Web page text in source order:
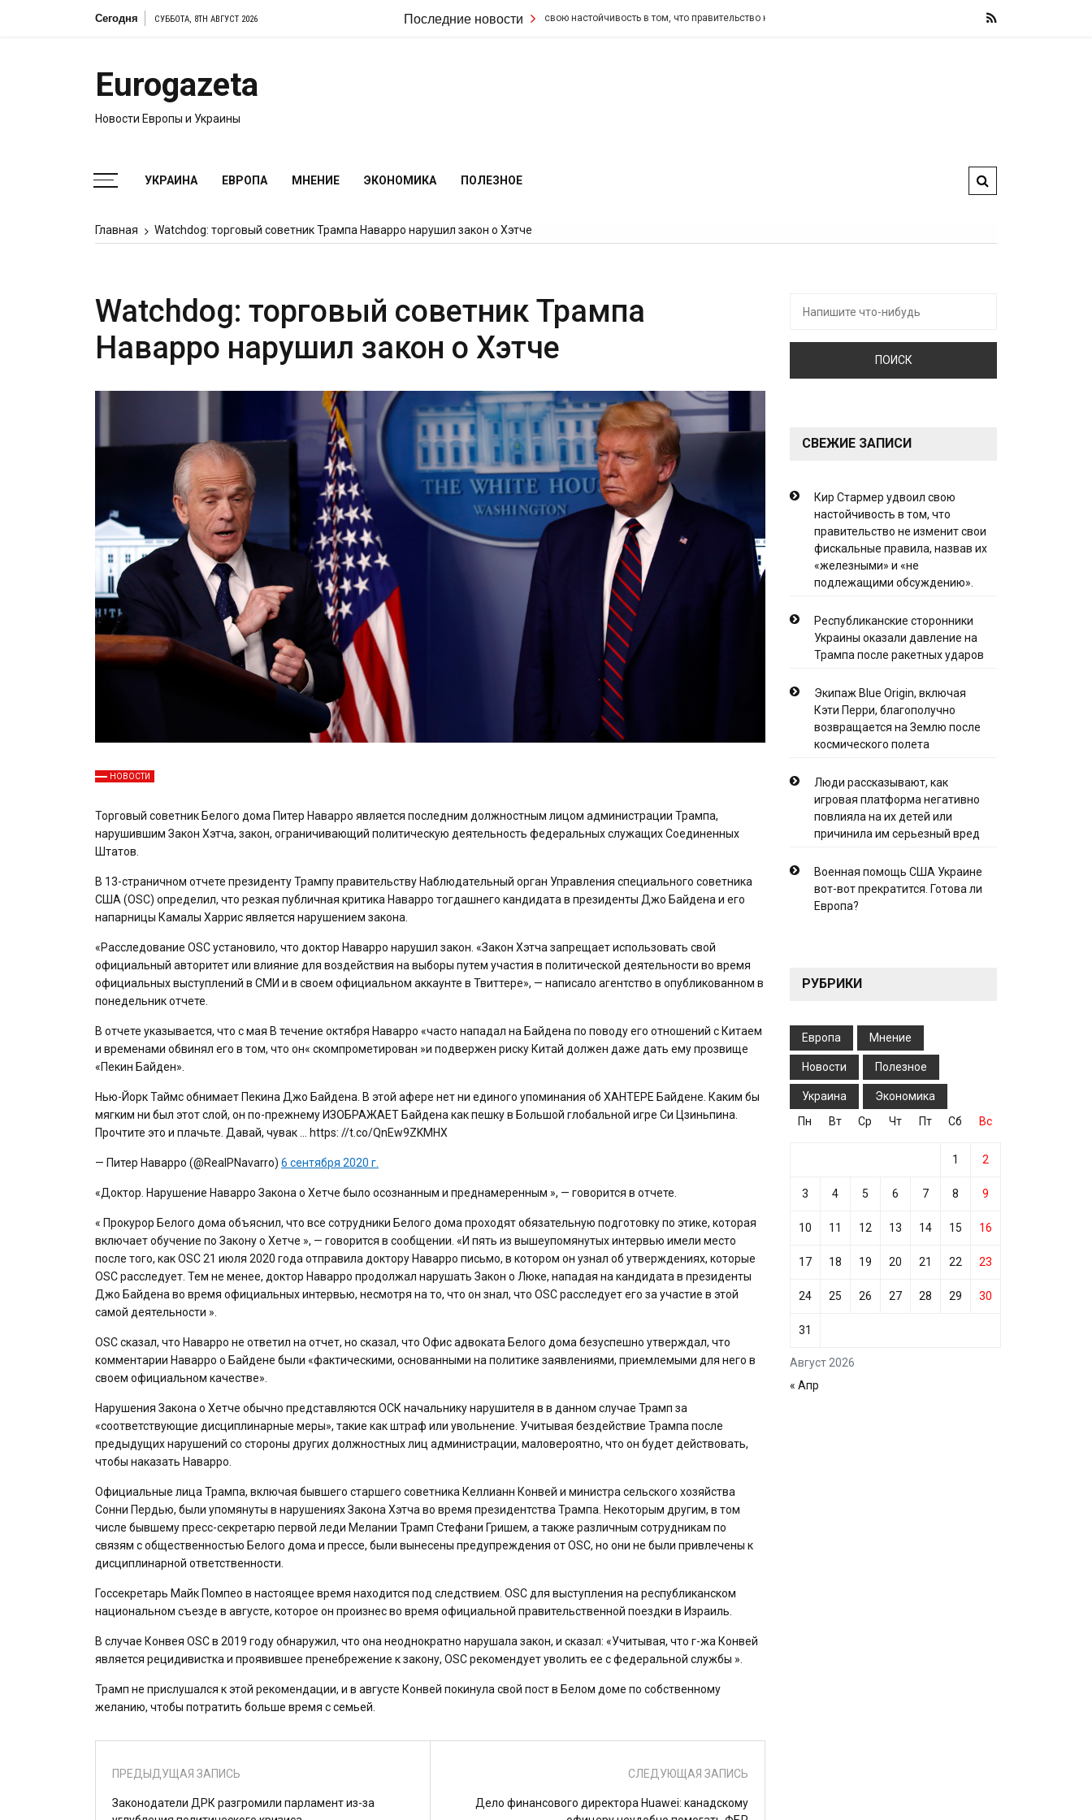
Сегодня СУББОТА, 8TH АВГУСТ 2026 Последние новости
Кир Стармер удвоил свою настойчивость в том, что правительство не изменит свои фискальные правила, назвав их «железными» и «не
Eurogazeta
Новости Европы и Украины
УКРАИНА ЕВРОПА МНЕНИЕ ЭКОНОМИКА ПОЛЕЗНОЕ
Главная Watchdog: торговый советник Трампа Наварро нарушил закон о Хэтче
Watchdog: торговый советник Трампа
Наварро нарушил закон о Хэтче
НОВОСТИ
Торговый советник Белого дома Питер Наварро является последним должностным лицом администрации Трампа,
нарушившим Закон Хэтча, закон, ограничивающий политическую деятельность федеральных служащих Соединенных
Штатов.
В 13-страничном отчете президенту Трампу правительству Наблюдательный орган Управления специального советника
США (OSC) определил, что резкая публичная критика Наварро тогдашнего кандидата в президенты Джо Байдена и его
напарницы Камалы Харрис является нарушением закона.
«Расследование OSC установило, что доктор Наварро нарушил закон. «Закон Хэтча запрещает использовать свой
официальный авторитет или влияние для воздействия на выборы путем участия в политической деятельности во время
официальных выступлений в СМИ и в своем официальном аккаунте в Твиттере», — написало агентство в опубликованном в
понедельник отчете.
В отчете указывается, что с мая В течение октября Наварро «часто нападал на Байдена по поводу его отношений с Китаем
и временами обвинял его в том, что он« скомпрометирован »и подвержен риску Китай должен даже дать ему прозвище
«Пекин Байден».
Нью-Йорк Таймс обнимает Пекина Джо Байдена. В этой афере нет ни единого упоминания об ХАНТЕРЕ Байдене. Каким бы
мягким ни был этот слой, он по-прежнему ИЗОБРАЖАЕТ Байдена как пешку в Большой глобальной игре Си Цзиньпина.
Прочтите это и плачьте. Давай, чувак … https: //t.co/QnEw9ZKMHX
— Питер Наварро (@RealPNavarro) 6 сентября 2020 г.
«Доктор. Нарушение Наварро Закона о Хетче было осознанным и преднамеренным », — говорится в отчете.
« Прокурор Белого дома объяснил, что все сотрудники Белого дома проходят обязательную подготовку по этике, которая
включает обучение по Закону о Хетче », — говорится в сообщении. «И пять из вышеупомянутых интервью имели место
после того, как OSC 21 июля 2020 года отправила доктору Наварро письмо, в котором он узнал об утверждениях, которые
OSC расследует. Тем не менее, доктор Наварро продолжал нарушать Закон о Люке, нападая на кандидата в президенты
Джо Байдена во время официальных интервью, несмотря на то, что он знал, что OSC расследует его за участие в этой
самой деятельности ».
OSC сказал, что Наварро не ответил на отчет, но сказал, что Офис адвоката Белого дома безуспешно утверждал, что
комментарии Наварро о Байдене были «фактическими, основанными на политике заявлениями, приемлемыми для него в
своем официальном качестве».
Нарушения Закона о Хетче обычно представляются ОСК начальнику нарушителя в в данном случае Трамп за
«соответствующие дисциплинарные меры», такие как штраф или увольнение. Учитывая бездействие Трампа после
предыдущих нарушений со стороны других должностных лиц администрации, маловероятно, что он будет действовать,
чтобы наказать Наварро.
Официальные лица Трампа, включая бывшего старшего советника Келлианн Конвей и министра сельского хозяйства
Сонни Пердью, были упомянуты в нарушениях Закона Хэтча во время президентства Трампа. Некоторым другим, в том
числе бывшему пресс-секретарю первой леди Мелании Трамп Стефани Гришем, а также различным сотрудникам по
связям с общественностью Белого дома и прессе, были вынесены предупреждения от OSC, но они не были привлечены к
дисциплинарной ответственности.
Госсекретарь Майк Помпео в настоящее время находится под следствием. OSC для выступления на республиканском
национальном съезде в августе, которое он произнес во время официальной правительственной поездки в Израиль.
В случае Конвея OSC в 2019 году обнаружил, что она неоднократно нарушала закон, и сказал: «Учитывая, что г-жа Конвей
является рецидивистка и проявившее пренебрежение к закону, OSC рекомендует уволить ее с федеральной службы ».
Трамп не прислушался к этой рекомендации, и в августе Конвей покинула свой пост в Белом доме по собственному
желанию, чтобы потратить больше время с семьей.
ПРЕДЫДУЩАЯ ЗАПИСЬ
Законодатели ДРК разгромили парламент из-за
СЛЕДУЮЩАЯ ЗАПИСЬ
Дело финансового директора Huawei: канадскому
СВЕЖИЕ ЗАПИСИ
Кир Стармер удвоил свою
настойчивость в том, что
правительство не изменит свои
фискальные правила, назвав их
«железными» и «не
подлежащими обсуждению».
Республиканские сторонники
Украины оказали давление на
Трампа после ракетных ударов
Экипаж Blue Origin, включая
Кэти Перри, благополучно
возвращается на Землю после
космического полета
Люди рассказывают, как
игровая платформа негативно
повлияла на их детей или
причинила им серьезный вред
Военная помощь США Украине
вот-вот прекратится. Готова ли
Европа?
РУБРИКИ
Европа Мнение
Новости Полезное
Украина Экономика
Август 2026
Пн Вт Ср Чт Пт Сб Вс
1 2
3 4 5 6 7 8 9
10 11 12 13 14 15 16
17 18 19 20 21 22 23
24 25 26 27 28 29 30
31
« Апр